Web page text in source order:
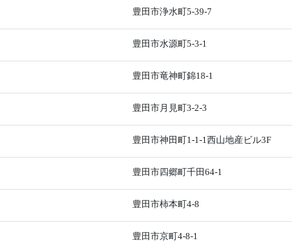
豊田市浄水町5-39-7
豊田市水源町5-3-1
豊田市竜神町錦18-1
豊田市月見町3-2-3
豊田市神田町1-1-1西山地産ビル3F
豊田市四郷町千田64-1
豊田市柿本町4-8
豊田市京町4-8-1